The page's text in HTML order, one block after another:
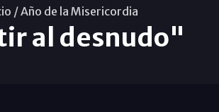
/Año de la Misericordia
al desnudo"